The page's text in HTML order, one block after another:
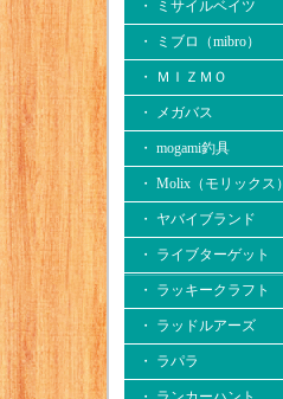
・ ミサイルベイツ
・ ミブロ（mibro）
・ ＭＩＺＭＯ
・ メガバス
・ mogami釣具
・ Molix（モリックス）
・ ヤバイブランド
・ ライブターゲット
・ ラッキークラフト
・ ラッドルアーズ
・ ラパラ